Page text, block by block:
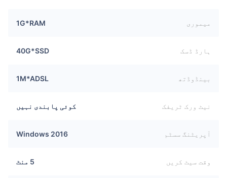
میموری 1G*RAM
ہارڈ ڈسک 40G*SSD
بینڈوڈتھ 1M*ADSL
نیٹ ورک ٹریفک کوئی پابندی نہیں
آپریٹنگ سسٹم Windows 2016
وقت سیٹ کریں 5 منٹ